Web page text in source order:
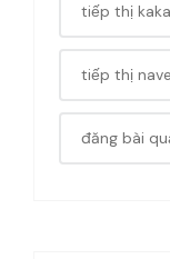
tiếp thị
tiếp thị
đăng bài